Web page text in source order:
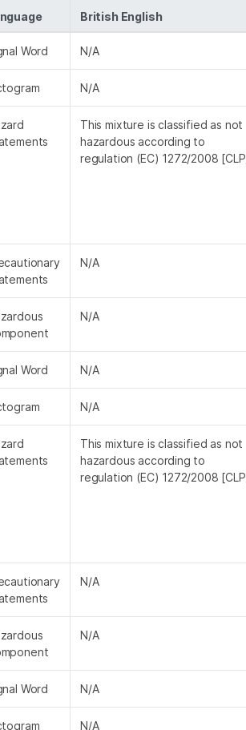
British English
Word N/A
N/A
This mixture is classified as not
hazardous according to
regulation (EC) 1272/2008
N/A
N/A
Word N/A
N/A
This mixture is classified as not
hazardous according to
regulation (EC) 1272/2008
N/A
N/A
Word N/A
N/A